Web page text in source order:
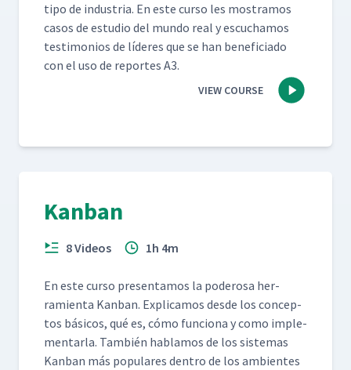
tipo de indus­tria. En este cur­so les mostramos
casos de estu­dio del mun­do real y escuchamos
tes­ti­mo­nios de líderes que se han ben­e­fi­ci­a­do
con el uso de reportes A3.
VIEW COURSE
Kanban
8 Videos 1h 4m
En este cur­so pre­sen­ta­mos la poderosa her­
ramien­ta Kan­ban. Expli­camos des­de los con­cep­
tos bási­cos, qué es, cómo fun­ciona y como imple­
men­tar­la. Tam­bién hablam­os de los sis­temas
Kan­ban más pop­u­lares den­tro de los ambi­entes